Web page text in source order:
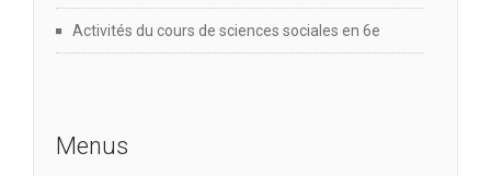
Activités du cours de sciences sociales en 6e
Menus